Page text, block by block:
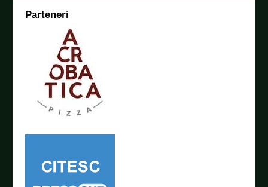
Parteneri